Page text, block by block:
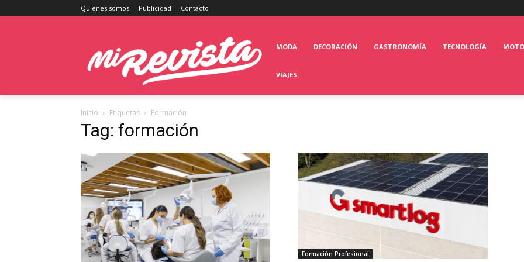
Quiénes somos Publicidad Contacto
MODA DECORACIÓN GASTRONOMÍA TECNOLOGÍA
VIAJES
Inicio Etiquetas Formación
Tag: formación
Formación Profesional